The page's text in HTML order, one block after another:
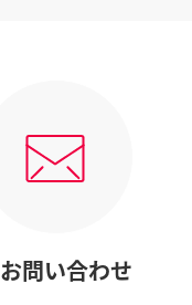
お問い合わせ